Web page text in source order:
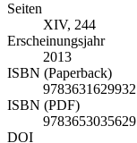
Seiten
XIV, 244
Erscheinungsjahr
2013
ISBN (Paperback)
9783631629932
ISBN (PDF)
9783653035629
DOI